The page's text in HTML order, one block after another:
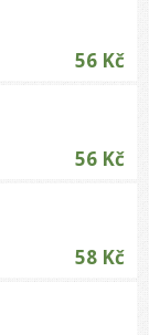
56 Kč
56 Kč
58 Kč